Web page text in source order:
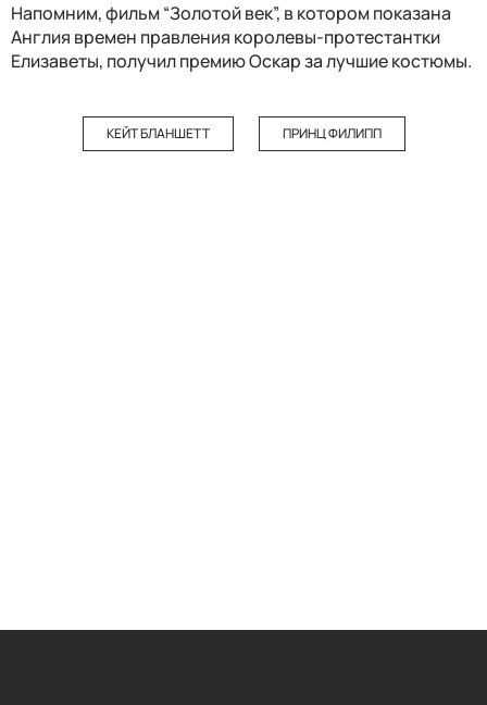
Напомним, фильм “Золотой век”, в котором показана
Англия времен правления королевы-протестантки
Елизаветы, получил премию Оскар за лучшие костюмы.
КЕЙТ БЛАНШЕТТ ПРИНЦ ФИЛИПП